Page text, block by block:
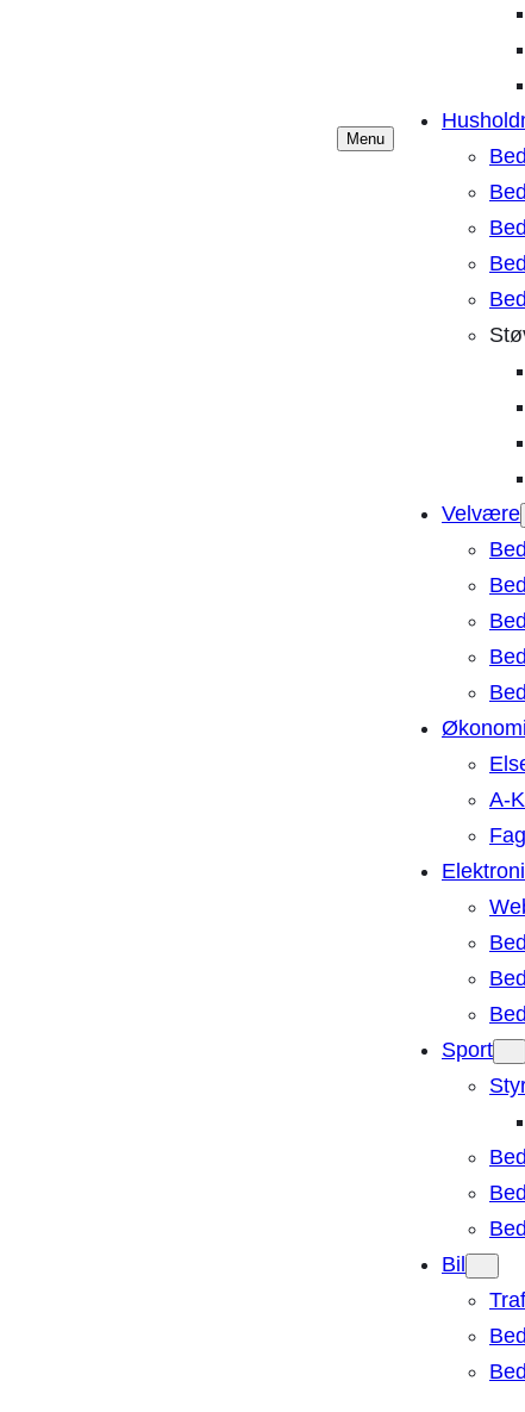
Menu
Velvære
Økonomi
A-
Sport
Bil